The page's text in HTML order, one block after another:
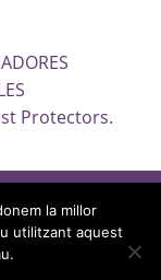
Protectors.
Balears |
la millor
utilitzant aquest